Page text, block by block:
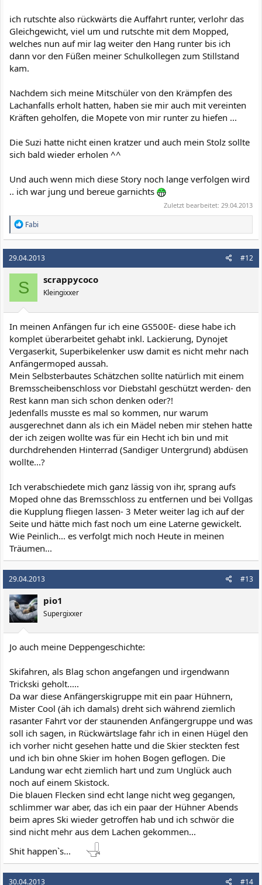
ich rutschte also rückwärts die Auffahrt runter, verlohr das
Gleichgewicht, viel um und rutschte mit dem Mopped,
welches nun auf mir lag weiter den Hang runter bis ich
dann vor den Füßen meiner Schulkollegen zum Stillstand
kam.
Nachdem sich meine Mitschüler von den Krämpfen des
Lachanfalls erholt hatten, haben sie mir auch mit vereinten
Kräften geholfen, die Mopete von mir runter zu hiefen ...
Die Suzi hatte nicht einen kratzer und auch mein Stolz sollte
sich bald wieder erholen ^^
Und auch wenn mich diese Story noch lange verfolgen wird
.. ich war jung und bereue garnichts
Zuletzt bearbeitet: 29.04.2013
R
e
a
k
t
i
o
n
n
Fabi
29.04.2013 #12
S scrappycoco
Kleingixxer
In meinen Anfängen fur ich eine GS500E- diese habe ich
komplet überarbeitet gehabt inkl. Lackierung, Dynojet
Vergaserkit, Superbikelenker usw damit es nicht mehr nach
Anfängermoped aussah.
Mein Selbsterbautes Schätzchen sollte natürlich mit einem
Bremsscheibenschloss vor Diebstahl geschützt werden- den
Rest kann man sich schon denken oder?!
Jedenfalls musste es mal so kommen, nur warum
ausgerechnet dann als ich ein Mädel neben mir stehen hatte
der ich zeigen wollte was für ein Hecht ich bin und mit
durchdrehenden Hinterrad (Sandiger Untergrund) abdüsen
wollte...?
Ich verabschiedete mich ganz lässig von ihr, sprang aufs
Moped ohne das Bremsschloss zu entfernen und bei Vollgas
die Kupplung fliegen lassen- 3 Meter weiter lag ich auf der
Seite und hätte mich fast noch um eine Laterne gewickelt.
Wie Peinlich... es verfolgt mich noch Heute in meinen
Träumen...
29.04.2013 #13
pio1
Supergixxer
Jo auch meine Deppengeschichte:
Skifahren, als Blag schon angefangen und irgendwann
Trickski geholt.....
Da war diese Anfängerskigruppe mit ein paar Hühnern,
Mister Cool (äh ich damals) dreht sich während ziemlich
rasanter Fahrt vor der staunenden Anfängergruppe und was
soll ich sagen, in Rückwärtslage fahr ich in einen Hügel den
ich vorher nicht gesehen hatte und die Skier steckten fest
und ich bin ohne Skier im hohen Bogen geflogen. Die
Landung war echt ziemlich hart und zum Unglück auch
noch auf einem Skistock.
Die blauen Flecken sind echt lange nicht weg gegangen,
schlimmer war aber, das ich ein paar der Hühner Abends
beim apres Ski wieder getroffen hab und ich schwör die
sind nicht mehr aus dem Lachen gekommen...
Shit happen`s...
30.04.2013 #14